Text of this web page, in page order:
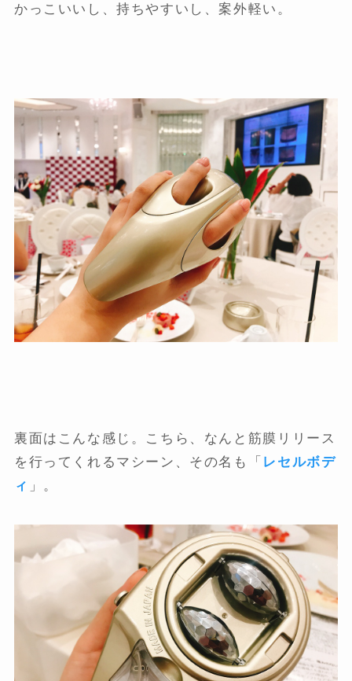
かっこいいし、持ちやすいし、案外軽い。
裏面はこんな感じ。こちら、なんと筋膜リリース
を行ってくれるマシーン、その名も「 レセルボデ
ィ 」。